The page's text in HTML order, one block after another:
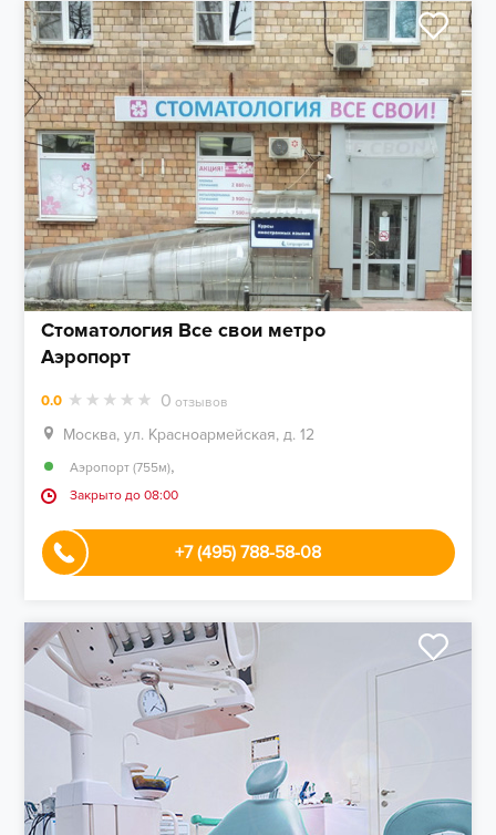
Стоматология Все свои метро
Аэропорт
0.0 0 отзывов
Москва, ул. Красноармейская, д. 12
Аэропорт (755м),
Закрыто до 08:00
+7 (495) 788-58-08